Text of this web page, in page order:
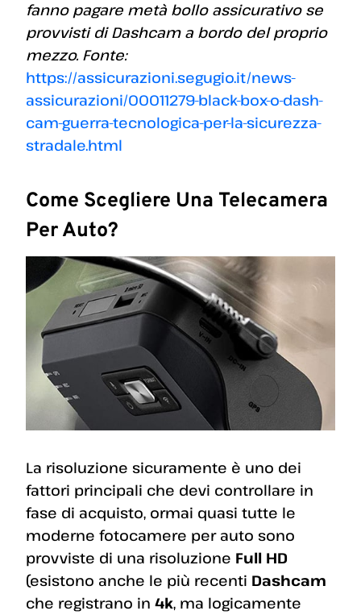
fanno pagare metà bollo assicurativo se
provvisti di Dashcam a bordo del proprio
mezzo. Fonte:
https://assicurazioni.segugio.it/news-
assicurazioni/00011279-black-box-o-dash-
cam-guerra-tecnologica-per-la-sicurezza-
stradale.html
Come Scegliere Una Telecamera
Per Auto?
La risoluzione sicuramente è uno dei
fattori principali che devi controllare in
fase di acquisto, ormai quasi tutte le
moderne fotocamere per auto sono
provviste di una risoluzione Full HD
(esistono anche le più recenti Dashcam
che registrano in 4k, ma logicamente